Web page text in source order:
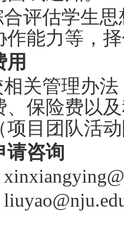
评估学生
作能力等，
用
关管理办
、保险费以
项目团队活
请咨询